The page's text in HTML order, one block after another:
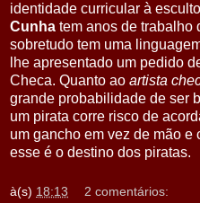
identidade curricular à
Cunha tem anos de trabalho
sobretudo tem uma
lhe apresentado um pedido
Checa. Quanto ao artista
grande probabilidade de ser
um pirata corre risco de
um gancho em vez de mão
esse é o destino dos piratas.
à(s) 18:13 2 comentários: